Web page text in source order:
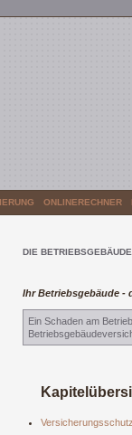
ONLINERECHNER
DIE
Ihr Betriebsgebäude -
Ein Schaden am